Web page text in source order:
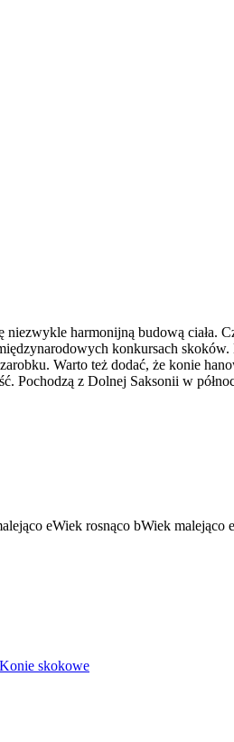
harmonijną budową ciała.
konkursach
Warto też dodać, że konie
Pochodzą z Dolnej Saksonii w
eWiek rosnąco bWiek malejąco e
Konie skokowe